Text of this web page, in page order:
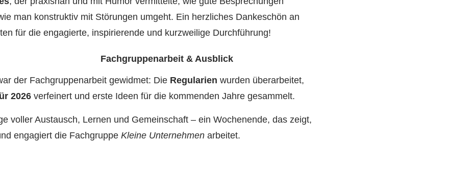
man konstruktiv mit Störungen umgeht. Ein herzliches Dankeschön an
für die engagierte, inspirierende und kurzweilige Durchführung!
Fachgruppenarbeit & Ausblick
der Fachgruppenarbeit gewidmet: Die Regularien wurden überarbeitet,
2026 verfeinert und erste Ideen für die kommenden Jahre gesammelt.
voller Austausch, Lernen und Gemeinschaft – ein Wochenende, das zeigt,
engagiert die Fachgruppe Kleine Unternehmen arbeitet.